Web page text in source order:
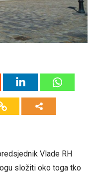
Vlade RH
složiti oko toga tko